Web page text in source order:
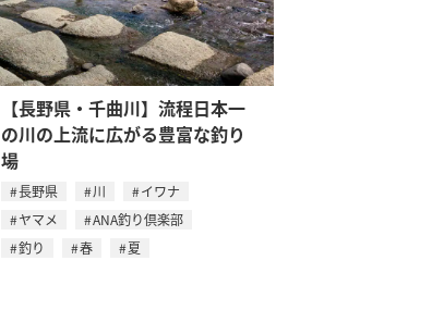
【長野県・千曲川】流程日本一
の川の上流に広がる豊富な釣り
場
長野県 川
イワナ
ヤマメ
ANA釣り倶楽部
釣り
春 夏